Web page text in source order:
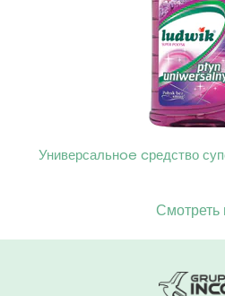
Смотреть
Универсальнoe cредство